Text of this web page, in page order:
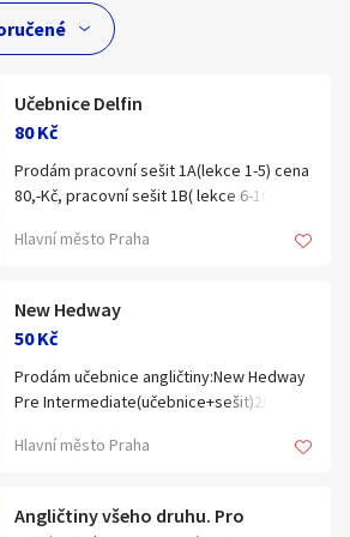
Učebnice Delfin
80 Kč
Prodám pracovní sešit 1A(lekce 1-5) cena
80,-Kč, pracovní sešit 1B( lekce 6-10)cena
témata+CD,cena 160,-Kč,Sprechen Sie
10, tel:602605095
Hlavní město Praha
New Hedway
50 Kč
Prodám učebnice angličtiny:New Hedway
Pre Intermediate(učebnice+sešit)200,-
Intermediate Oxford(uč+seš) 210,-Kč,New
Pre Intermediate 50,-Kč,Longman Active
Hlavní město Praha
Angličtiny všeho druhu. Pro